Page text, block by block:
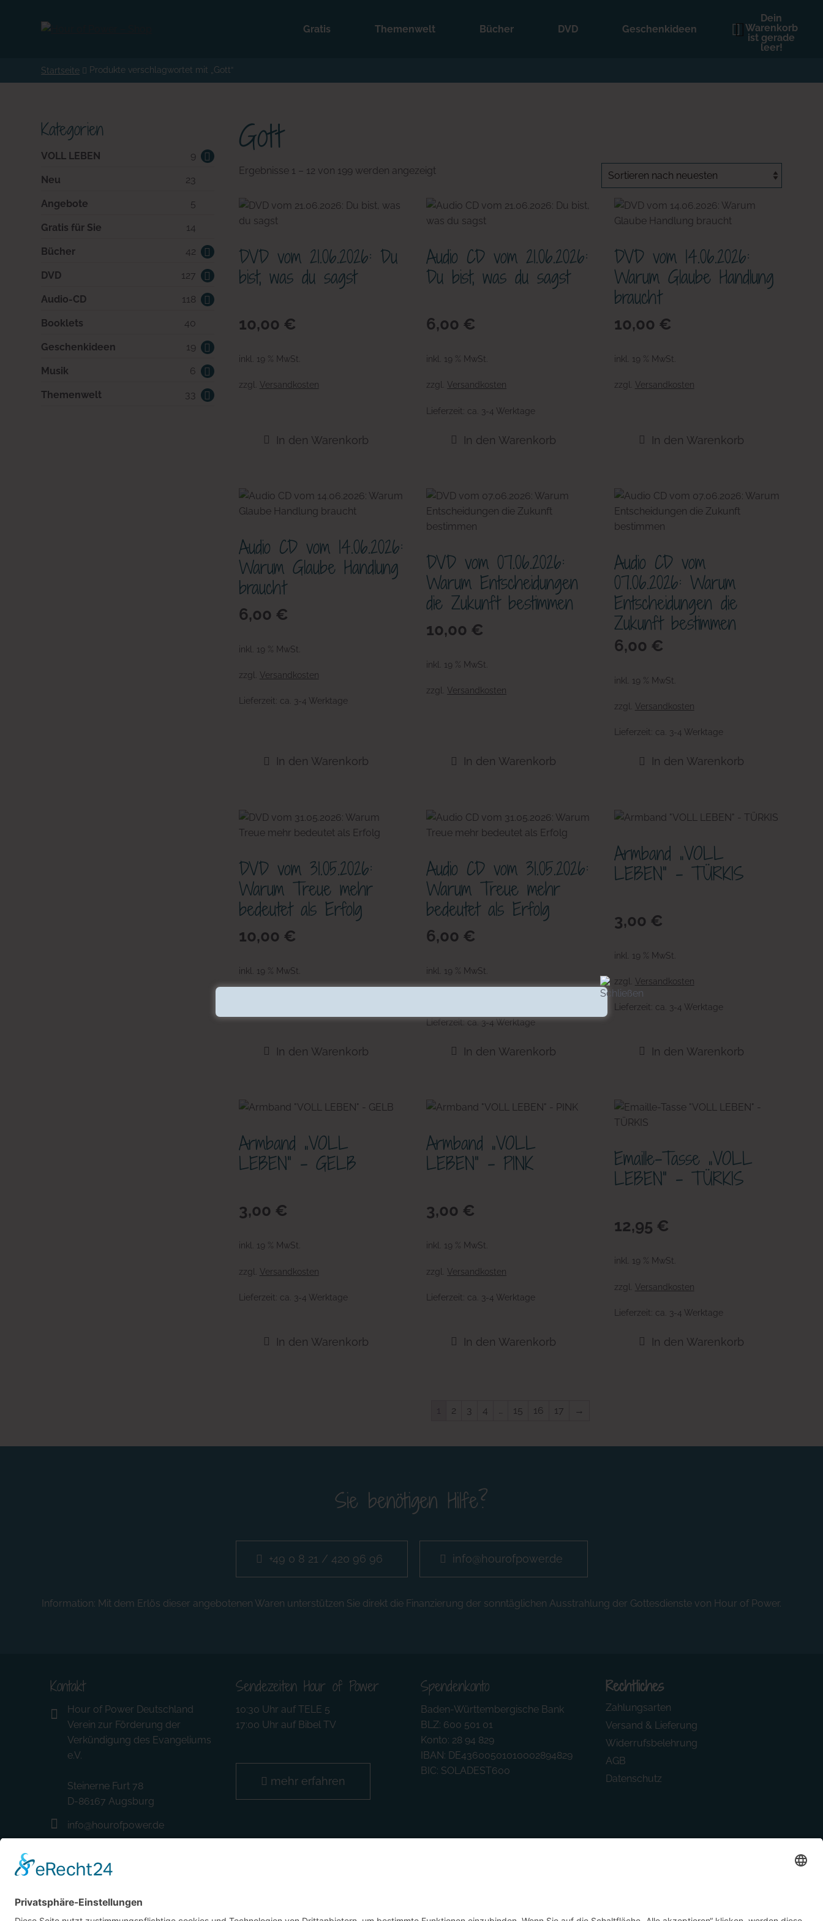
Gratis Themenwelt Bücher DVD Geschenkideen
Dein
Warenkorb
ist gerade
leer!
Startseite Produkte verschlagwortet mit „Gott“
Kategorien
VOLL LEBEN 99
Neu 2323
Angebote 55
Gratis für Sie 1414
Produkte
Bücher 4242
Produkte
DVD 127127
Produkte
Audio-CD 118118
Booklets 4040
Produkte
Geschenkideen 1919
Produkte
Musik 66
Produkte
Themenwelt 3333
Gott
Ergebnisse 1 – 12 von 199 werden angezeigtNach
sortiert
DVD vom 21.06.2026: Du
bist, was du sagst
10,00 €
inkl. 19 % MwSt.
zzgl. Versandkosten
In den Warenkorb
Audio CD vom 21.06.2026:
Du bist, was du sagst
6,00 €
inkl. 19 % MwSt.
zzgl. Versandkosten
Lieferzeit: ca. 3-4 Werktage
In den Warenkorb
DVD vom 14.06.2026:
Warum Glaube Handlung
braucht
10,00 €
inkl. 19 % MwSt.
zzgl. Versandkosten
In den Warenkorb
Audio CD vom 14.06.2026:
Warum Glaube Handlung
braucht
6,00 €
inkl. 19 % MwSt.
zzgl. Versandkosten
Lieferzeit: ca. 3-4 Werktage
In den Warenkorb
DVD vom 07.06.2026:
Warum Entscheidungen
die Zukunft bestimmen
10,00 €
inkl. 19 % MwSt.
zzgl. Versandkosten
In den Warenkorb
Audio CD vom
07.06.2026: Warum
Entscheidungen die
Zukunft bestimmen
6,00 €
inkl. 19 % MwSt.
zzgl. Versandkosten
Lieferzeit: ca. 3-4 Werktage
In den Warenkorb
DVD vom 31.05.2026:
Warum Treue mehr
bedeutet als Erfolg
10,00 €
inkl. 19 % MwSt.
In den Warenkorb
Audio CD vom 31.05.2026:
Warum Treue mehr
bedeutet als Erfolg
6,00 €
inkl. 19 % MwSt.
Lieferzeit:ca. 3-4 Werktage
In den Warenkorb
Armband „VOLL
LEBEN“ – TÜRKIS
3,00 €
inkl. 19 % MwSt.
zzgl. Versandkosten
Lieferzeit: ca. 3-4 Werktage
In den Warenkorb
Armband „VOLL
LEBEN“ – GELB
3,00 €
inkl. 19 % MwSt.
zzgl. Versandkosten
Lieferzeit: ca. 3-4 Werktage
In den Warenkorb
Armband „VOLL
LEBEN“ – PINK
3,00 €
inkl. 19 % MwSt.
zzgl. Versandkosten
Lieferzeit: ca. 3-4 Werktage
In den Warenkorb
Emaille-Tasse „VOLL
LEBEN“ – TÜRKIS
12,95 €
inkl. 19 % MwSt.
zzgl. Versandkosten
Lieferzeit: ca. 3-4 Werktage
In den Warenkorb
1 2 3 4 … 15 16 17 →
Sie benötigen Hilfe?
+49 0 8 21 / 420 96 96 info@hourofpower.de
Information: Mit dem Erlös dieser angebotenen Waren unterstützen Sie direkt die Finanzierung der sonntäglichen Ausstrahlung der Gottesdienste von Hour of Power.
Kontakt
Hour of Power Deutschland
Verein zur Förderung der
Verkündigung des Evangeliums
e.V.
Steinerne Furt 78
D-86167 Augsburg
info@hourofpower.de
hourofpower.de
Sendezeiten Hour of Power
10:30 Uhr auf TELE 5
17:00 Uhr auf Bibel TV
mehr erfahren
Spendenkonto
Baden-Württembergische Bank
BLZ: 600 501 01
Konto: 28 94 829
IBAN: DE43600501010002894829
BIC: SOLADEST600
Rechtliches
Zahlungsarten
Versand & Lieferung
Widerrufsbelehrung
AGB
Datenschutz